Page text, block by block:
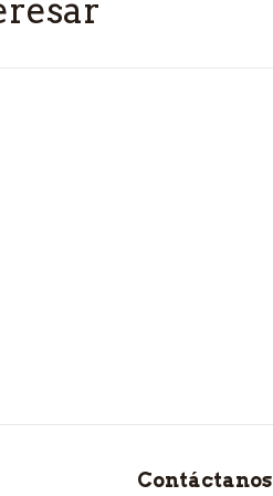
Contáctanos